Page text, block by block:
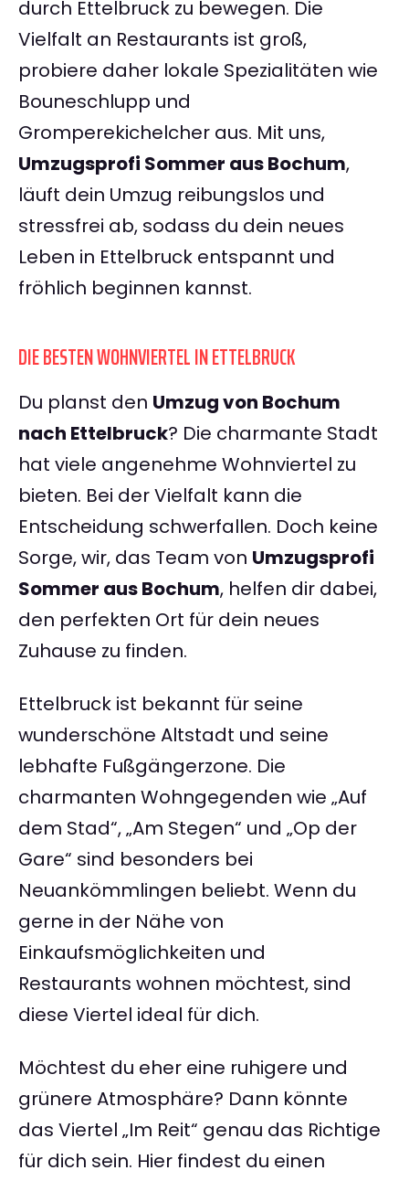
durch Ettelbruck zu bewegen. Die
Vielfalt an Restaurants ist groß,
probiere daher lokale Spezialitäten wie
Bouneschlupp und
Gromperekichelcher aus. Mit uns,
Umzugsprofi Sommer aus Bochum,
läuft dein Umzug reibungslos und
stressfrei ab, sodass du dein neues
Leben in Ettelbruck entspannt und
fröhlich beginnen kannst.
DIE BESTEN WOHNVIERTEL IN ETTELBRUCK
Du planst den Umzug von Bochum
nach Ettelbruck? Die charmante Stadt
hat viele angenehme Wohnviertel zu
bieten. Bei der Vielfalt kann die
Entscheidung schwerfallen. Doch keine
Sorge, wir, das Team von Umzugsprofi
Sommer aus Bochum, helfen dir dabei,
den perfekten Ort für dein neues
Zuhause zu finden.
Ettelbruck ist bekannt für seine
wunderschöne Altstadt und seine
lebhafte Fußgängerzone. Die
charmanten Wohngegenden wie „Auf
dem Stad“, „Am Stegen“ und „Op der
Gare“ sind besonders bei
Neuankömmlingen beliebt. Wenn du
gerne in der Nähe von
Einkaufsmöglichkeiten und
Restaurants wohnen möchtest, sind
diese Viertel ideal für dich.
Möchtest du eher eine ruhigere und
grünere Atmosphäre? Dann könnte
das Viertel „Im Reit“ genau das Richtige
für dich sein. Hier findest du einen